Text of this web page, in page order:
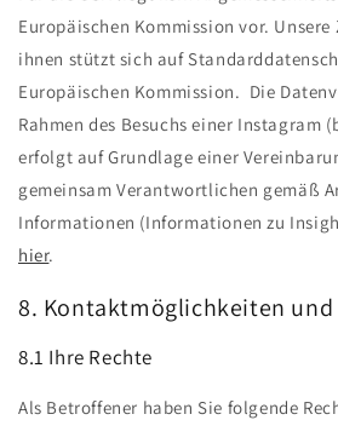
Europäischen Kommission vor.
ihnen stützt sich auf
Europäischen Kommission. Die
Rahmen des Besuchs einer Instagram
erfolgt auf Grundlage einer
gemeinsam Verantwortlichen gemäß
Informationen (Informationen zu
hier.
8. Kontaktmöglichkeiten und
8.1 Ihre Rechte
Als Betroffener haben Sie folgende